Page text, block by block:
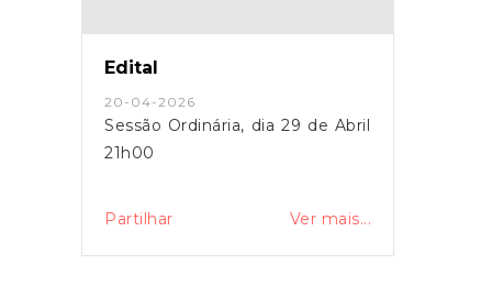
Edital
20-04-2026
Sessão Ordinária, dia 29 de Abril
21h00
Partilhar Ver mais...